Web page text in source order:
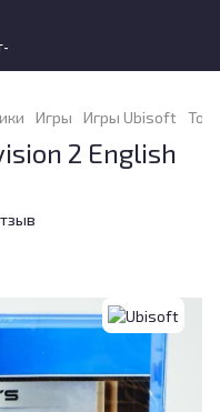
Игры Игры Ubisoft
2 English